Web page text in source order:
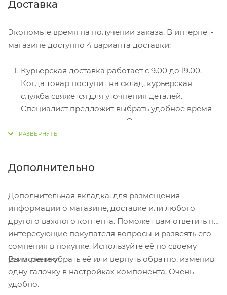
перенаправит вас на сервер системы ASSIST.
Здесь нужно ввести номер карты, срок действия
Электронные системы при онлайн-заказе:
PayPal, WebMoney и Яндекс.Деньги. Для
совершения покупки система перенаправит вас
на страницу платежного сервиса. Здесь
необходимо заполнить форму по инструкции.
Доставка
Экономьте время на получении заказа. В интернет-
магазине доступно 4 варианта доставки:
Курьерская доставка работает с 9.00 до 19.00.
Когда товар поступит на склад, курьерская
служба свяжется для уточнения деталей.
Специалист предложит выбрать удобное время
доставки и уточнит адрес. Осмотрите упаковку
на целостность и соответствие указанной
получения заказа обратитесь к сотруднику в
кассовой зоне и назовите номер.
Постамат. Когда заказ поступит на точку, на ваш
телефон или e-mail придет уникальный код.
Заказ нужно оплатить в терминале постамата.
Срок хранения — 3 дня.
Почтовая доставка через почту России. Когда
Дополнительно
Дополнительная вкладка, для размещения
информации о магазине, доставке или любого
другого важного контента. Поможет вам ответить на
интересующие покупателя вопросы и развеять его
сомнения в покупке. Используйте её по своему
усмотрению.
Вы можете убрать её или вернуть обратно, изменив
одну галочку в настройках компонента. Очень
удобно.